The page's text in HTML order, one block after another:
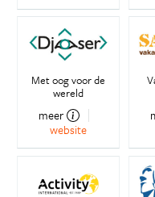
Met oog voor de
wereld
meer
website